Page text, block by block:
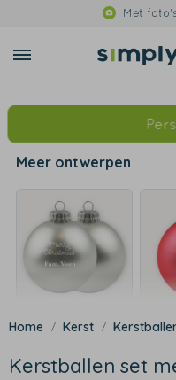
Met
Meer ontwerpen
Kerst
Kerstballen set